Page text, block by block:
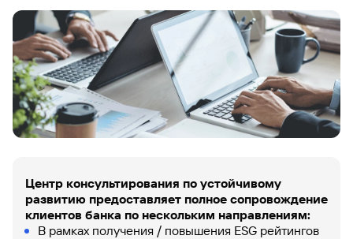
Центр консультирования по устойчивому
развитию предоставляет полное сопровождение
клиентов банка по нескольким направлениям:
В рамках получения / повышения ESG рейтингов